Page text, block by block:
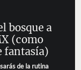
bosque a
(como
fantasía)
de la rutina